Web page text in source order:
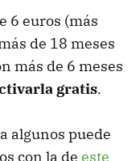
6 euros (más
de 18 meses
más de 6 meses
gratis.
algunos puede
con la de este